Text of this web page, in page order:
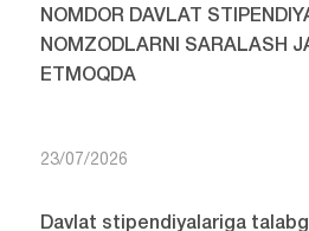
NOMDOR DAVLAT
NOMZODLARNI SARALASH
ETMOQDA
23/07/2026
Davlat stipendiyalariga